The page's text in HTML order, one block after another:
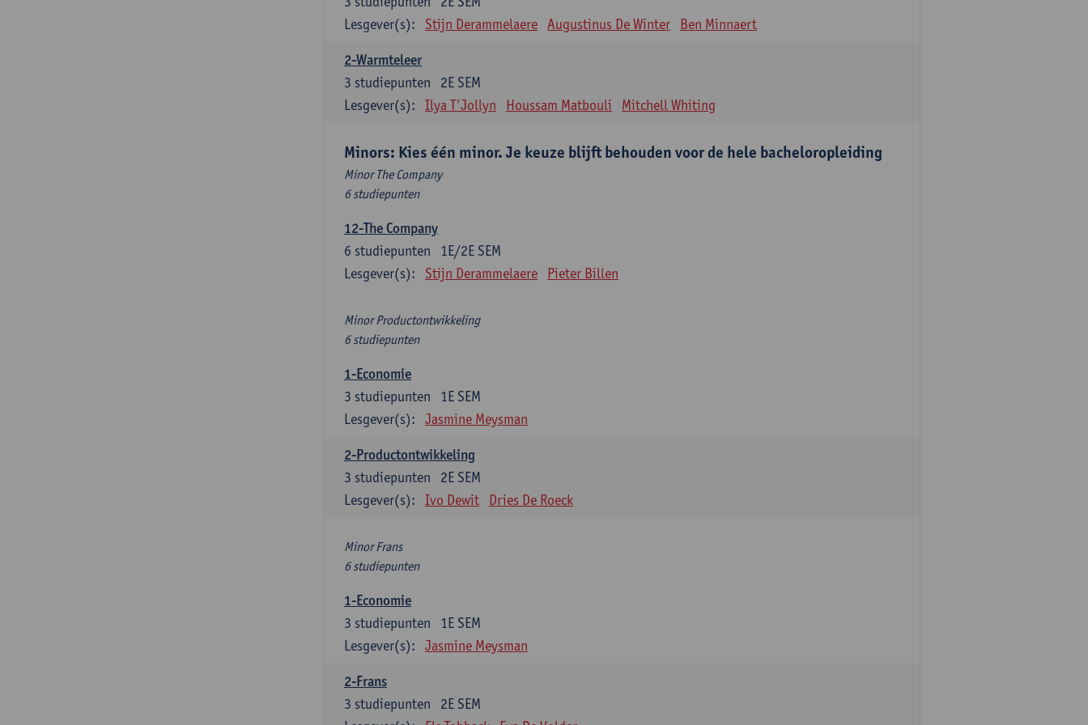
Lesgever(s):
Stijn Derammelaere Augustinus De Winter Ben Minnaert
2-Warmteleer
2E SEM
3 studiepunten
Lesgever(s):
Ilya T'Jollyn Houssam Matbouli Mitchell Whiting
Minors: Kies één minor. Je keuze blijft behouden voor de hele bacheloropleiding
Minor The Company
6 studiepunten
12-The Company
1E/2E SEM
6 studiepunten
Lesgever(s):
Stijn Derammelaere Pieter Billen
Minor Productontwikkeling
6 studiepunten
1-Economie
1E SEM
3 studiepunten
Lesgever(s):
Jasmine Meysman
2-Productontwikkeling
2E SEM
3 studiepunten
Lesgever(s):
Ivo Dewit Dries De Roeck
Minor Frans
6 studiepunten
1-Economie
1E SEM
3 studiepunten
Lesgever(s):
Jasmine Meysman
2-Frans
2E SEM
3 studiepunten